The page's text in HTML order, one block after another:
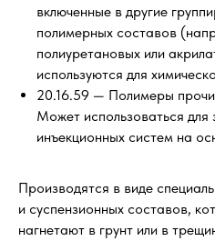
включенные в другие
полимерных составов
полиуретановых или
используются для
20.16.59 — Полимеры
Может использоваться для
инъекционных систем на
Производятся в виде
и суспензионных составов,
нагнетают в грунт или в